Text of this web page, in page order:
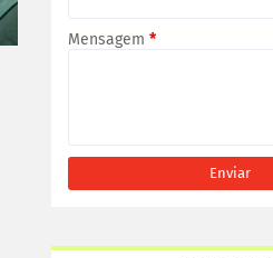
Mensagem *